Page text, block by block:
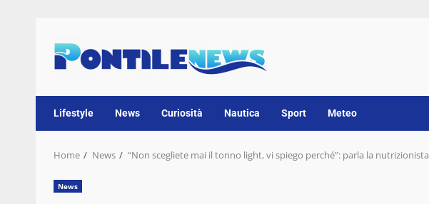
content
Lifestyle News Curiosità Nautica Sport Meteo
Home News “Non scegliete mai il tonno light, vi spiego perché”: parla la nutrizionista
News